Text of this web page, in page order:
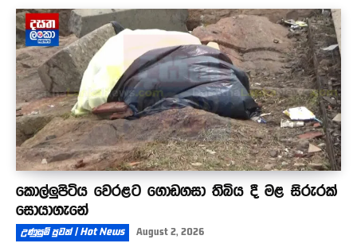
කොල්ලුපිටිය වෙරළට ගොඩගසා තිබිය දී මළ සිරුරක්
සොයාගැනේ
උණුසුම් පුවත් | Hot News August 2, 2026